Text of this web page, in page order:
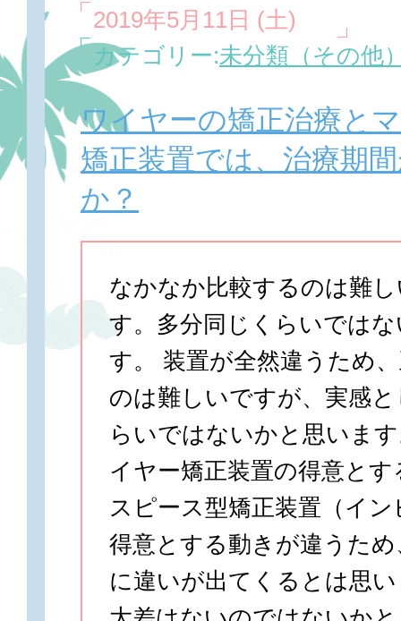
2019年5月11日 (土)
カテゴリー:未分類（その他
ワイヤーの矯正治療と
矯正装置では、治療期
か？
なかなか比較するのは難
す。多分同じくらいでは
す。 装置が全然違うため
のは難しいですが、実感
らいではないかと思いま
イヤー矯正装置の得意と
スピース型矯正装置（イ
得意とする動きが違うた
に違いが出てくるとは思